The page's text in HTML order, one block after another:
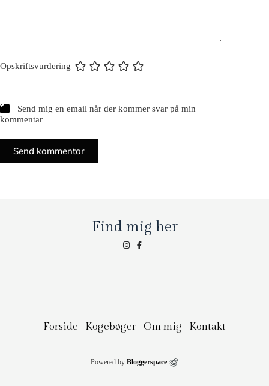
Opskriftsvurdering
Send mig en email når der kommer svar på min
kommentar
Send kommentar
Find mig her
Forside Kogebøger Om mig Kontakt
Powered by Bloggerspace